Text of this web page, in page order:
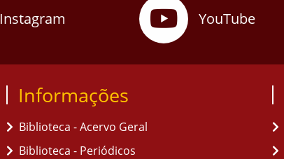
Instagram YouTube
Informações
Biblioteca - Acervo Geral
Biblioteca - Periódicos